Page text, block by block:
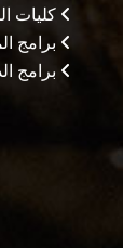
كليات
برامج
برامج